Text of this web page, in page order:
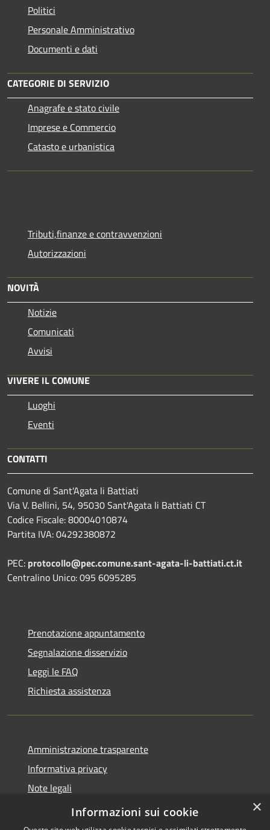
Politici
Personale Amministrativo
Documenti e dati
CATEGORIE DI SERVIZIO
Anagrafe e stato civile
Imprese e Commercio
Catasto e urbanistica
Tributi,finanze e contravvenzioni
Autorizzazioni
NOVITÀ
Notizie
Comunicati
Avvisi
VIVERE IL COMUNE
Luoghi
Eventi
CONTATTI
Comune di Sant'Agata li Battiati
Via V. Bellini, 54, 95030 Sant'Agata li Battiati CT
Codice Fiscale: 80004010874
Partita IVA: 04292380872
PEC: protocollo@pec.comune.sant-agata-li-battiati.ct.it
Centralino Unico: 095 6095285
Prenotazione appuntamento
Segnalazione disservizio
Leggi le FAQ
Richiesta assistenza
Amministrazione trasparente
Informativa privacy
Note legali
Dichiarazione di accessibilità
×
Informazioni sui cookie